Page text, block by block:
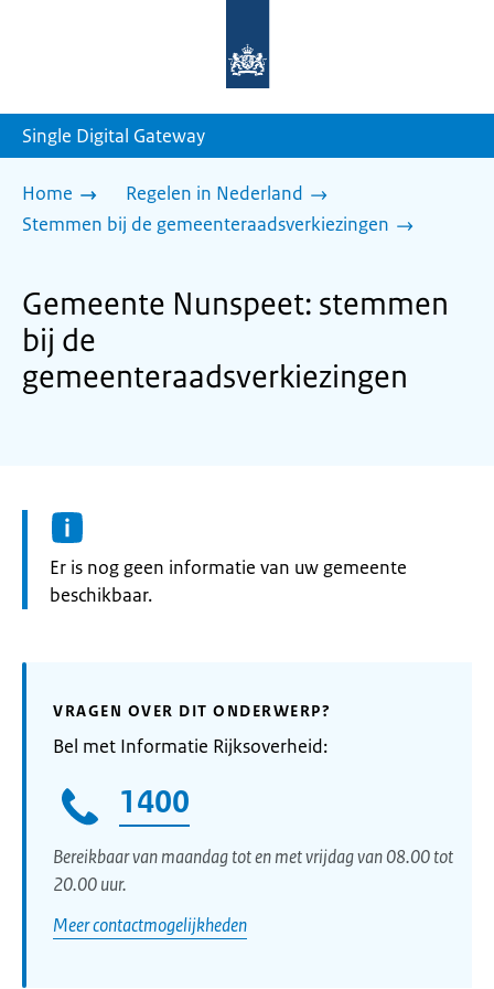
homepage
Single Digital Gateway
Home
Regelen in Nederland
Stemmen bij de gemeenteraadsverkiezingen
Gemeente Nunspeet: stemmen
bij de
gemeenteraadsverkiezingen
Informatie:
Er is nog geen informatie van uw gemeente
beschikbaar.
VRAGEN OVER DIT ONDERWERP?
Bel met Informatie Rijksoverheid:
1400
Bereikbaar van maandag tot en met vrijdag van 08.00 tot
20.00 uur.
Meer contactmogelijkheden